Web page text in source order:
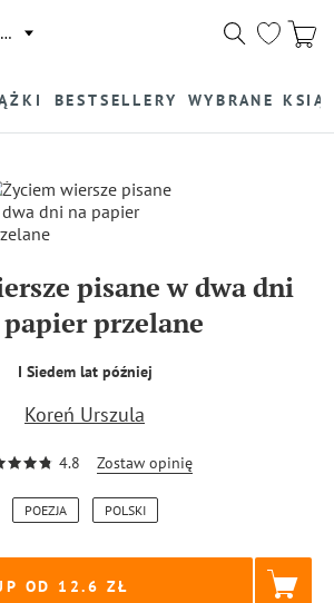
BESTSELLERY WYBRANE
pisane w dwa dni
przelane
I Siedem lat później
Koreń Urszula
4.8 Zostaw opinię
POEZJA POLSKI
OD 12.6